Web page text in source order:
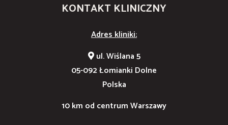
KONTAKT KLINICZNY
Adres kliniki:
ul. Wiślana 5
05-092 Łomianki Dolne
Polska
10 km od centrum Warszawy